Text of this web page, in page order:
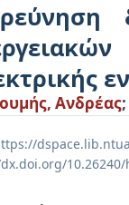
Ανδρέας;
10.26240/